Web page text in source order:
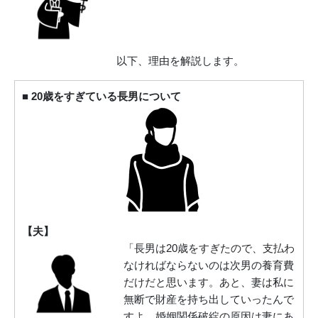
以下、理由を解説します。
■ 20歳をすぎている長男について
【夫】
「長男は20歳をすぎたので、支払わ
なければならないのは次男の養育費
だけだと思います。あと、妻は私に
無断で財産を持ち出していったんで